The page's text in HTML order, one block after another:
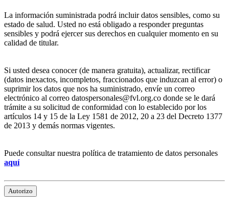
La información suministrada podrá incluir datos sensibles, como su
estado de salud. Usted no está obligado a responder preguntas
sensibles y podrá ejercer sus derechos en cualquier momento en su
calidad de titular.
Si usted desea conocer (de manera gratuita), actualizar, rectificar
(datos inexactos, incompletos, fraccionados que induzcan al error) o
suprimir los datos que nos ha suministrado, envíe un correo
electrónico al correo datospersonales@fvl.org.co donde se le dará
trámite a su solicitud de conformidad con lo establecido por los
artículos 14 y 15 de la Ley 1581 de 2012, 20 a 23 del Decreto 1377
de 2013 y demás normas vigentes.
Puede consultar nuestra política de tratamiento de datos personales
aquí
Autorizo